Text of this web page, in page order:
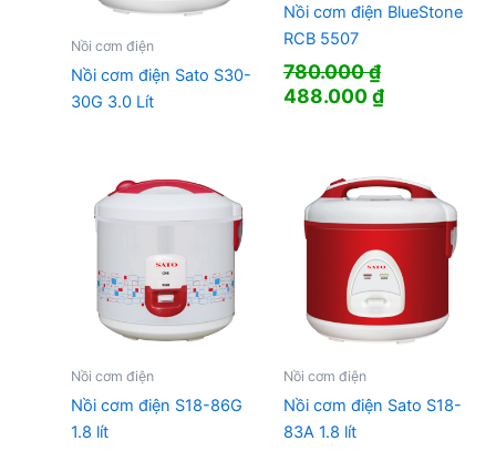
Nồi cơm điện
Nồi cơm điện Sato S30-
30G 3.0 Lít
Nồi cơm điện BlueStone
RCB 5507
780.000₫
Giá
488.000₫Giá
488.000 ₫.
Nồi cơm điện
Nồi cơm điện S18-86G
1.8 lít
Nồi cơm điện
Nồi cơm điện Sato S18-
83A 1.8 lít